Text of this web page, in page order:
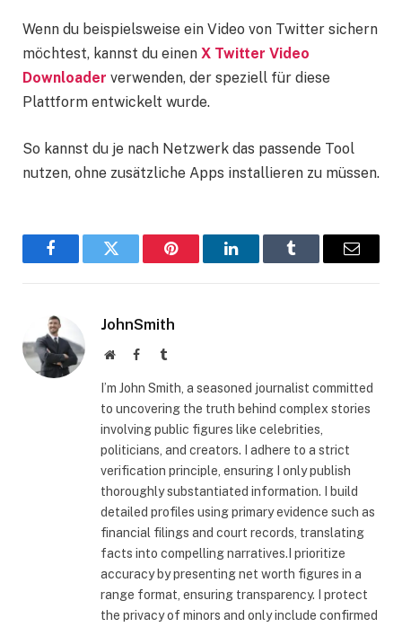
Wenn du beispielsweise ein Video von Twitter sichern
möchtest, kannst du einen X Twitter Video
Downloader verwenden, der speziell für diese
Plattform entwickelt wurde.
So kannst du je nach Netzwerk das passende Tool
nutzen, ohne zusätzliche Apps installieren zu müssen.
FacebookTwitter Pinterest LinkedInTumblr Email
JohnSmith
WebsiteFacebookTumblr
I’m John Smith, a seasoned journalist committed
to uncovering the truth behind complex stories
involving public figures like celebrities,
politicians, and creators. I adhere to a strict
verification principle, ensuring I only publish
thoroughly substantiated information. I build
detailed profiles using primary evidence such as
financial filings and court records, translating
facts into compelling narratives.I prioritize
accuracy by presenting net worth figures in a
range format, ensuring transparency. I protect
the privacy of minors and only include confirmed